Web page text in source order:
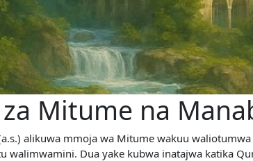
Mitume na
alikuwa mmoja wa Mitume wakuu
walimwamini. Dua yake kubwa inatajwa katika